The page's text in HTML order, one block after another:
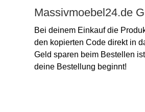
Massivmoebel24.de
Bei deinem Einkauf die
den kopierten Code direkt in
Geld sparen beim Bestellen
deine Bestellung beginnt!